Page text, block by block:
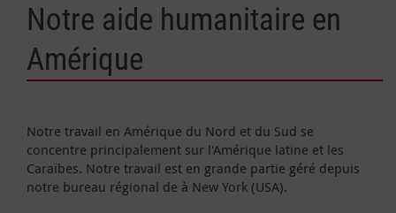
Notre aide humanitaire en
Amérique
Notre travail en Amérique du Nord et du Sud se
concentre principalement sur l'Amérique latine et les
Caraïbes. Notre travail est en grande partie géré depuis
notre bureau régional de à New York (USA).